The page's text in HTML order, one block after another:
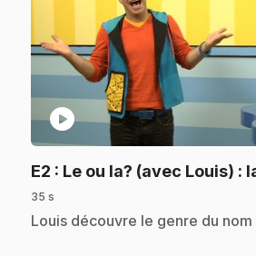
play_circle
E2 : Le ou la? (avec Louis) :
35 s
.Louis découvre le genre du nom